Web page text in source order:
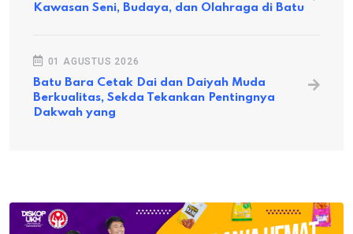
Kawasan Seni, Budaya, dan Olahraga di Batu
01 AGUSTUS 2026
Batu Bara Cetak Dai dan Daiyah Muda
Berkualitas, Sekda Tekankan Pentingnya
Dakwah yang